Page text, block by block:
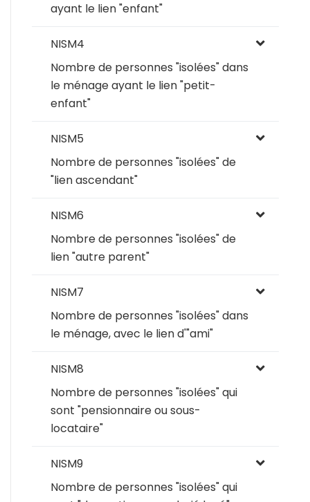
ayant le lien "enfant"
NISM4
Nombre de personnes "isolées" dans
le ménage ayant le lien "petit-
enfant"
NISM5
Nombre de personnes "isolées" de
"lien ascendant"
NISM6
Nombre de personnes "isolées" de
lien "autre parent"
NISM7
Nombre de personnes "isolées" dans
le ménage, avec le lien d'"ami"
NISM8
Nombre de personnes "isolées" qui
sont "pensionnaire ou sous-
locataire"
NISM9
Nombre de personnes "isolées" qui